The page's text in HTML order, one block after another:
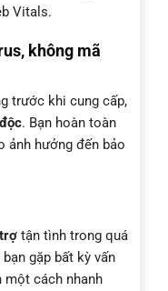
Vitals.
không mã
trước khi cung cấp,
. Bạn hoàn toàn
ảnh hưởng đến bảo
tận tình trong quá
gặp bất kỳ vấn
một cách nhanh